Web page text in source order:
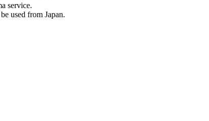
service.
used from Japan.